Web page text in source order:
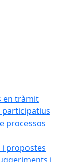
en tràmit
participatius
processos
propostes